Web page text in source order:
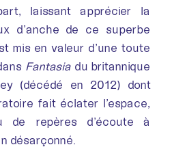
laissant apprécier la
d’anche de ce superbe
mis en valeur d’une toute
Fantasiadu britannique
(décédé en 2012) dont
fait éclater l’espace,
de repères d’écoute à
désarçonné.